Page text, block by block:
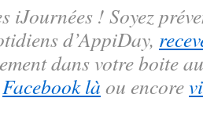
iJournées ! Soyez
d’AppiDay,
dans votre boite
Facebook là ou encore